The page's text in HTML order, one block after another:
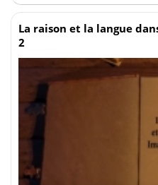
La raison et la langue
2